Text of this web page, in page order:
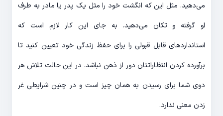
می‌دهید. مثل این که انگشت خود را مثل یک پدر یا مادر به طرف
او گرفته و تکان می‌دهید. به جای این کار لازم است که
استانداردهای قابل قبولی را برای حفظ زندگی خود تعیین کنید تا
برآورده کردن انتظاراتتان دور از ذهن نباشد. در این حالت تلاش هر
دوی شما برای رسیدن به همان چیز است و در چنین شرایطی غر
زدن معنی ندارد.